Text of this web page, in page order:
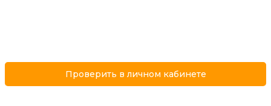
Проверить в личном кабинете